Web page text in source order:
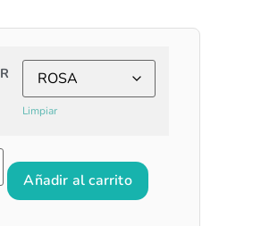
Limpiar
Añadir al carrito